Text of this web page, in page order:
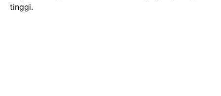
tinggi.